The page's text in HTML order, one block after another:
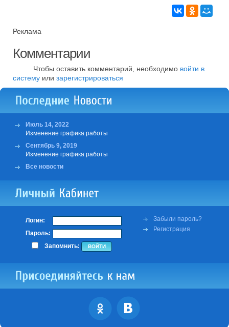
Реклама
Комментарии
Чтобы оставить комментарий, необходимо войти в
систему или зарегистрироваться
Июль 14, 2022
Изменение графика работы
Сентябрь 9, 2019
Изменение графика работы
Все новости
Логин:
Пароль:
Запомнить:
Забыли пароль?
Регистрация